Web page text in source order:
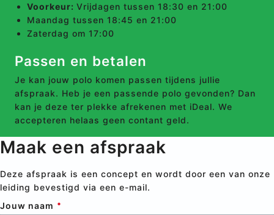
Voorkeur: Vrijdagen tussen 18:30 en 21:00
Maandag tussen 18:45 en 21:00
Zaterdag om 17:00
Passen en betalen
Je kan jouw polo komen passen tijdens jullie
afspraak. Heb je een passende polo gevonden? Dan
kan je deze ter plekke afrekenen met iDeal. We
accepteren helaas geen contant geld.
Maak een afspraak
Deze afspraak is een concept en wordt door een van onze
leiding bevestigd via een e-mail.
Jouw naam